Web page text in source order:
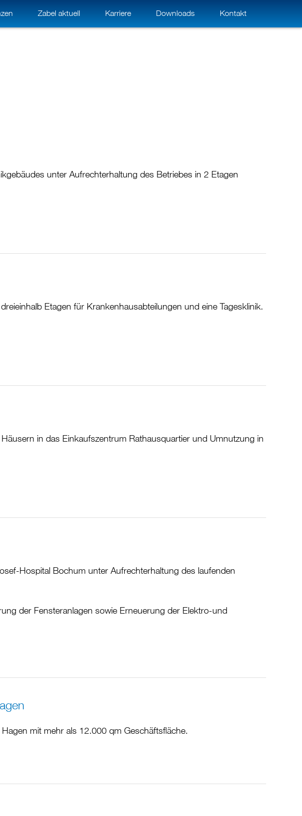
Zabel aktuell Karriere Downloads Kontakt
unter Aufrechterhaltung des Betriebes in 2 Etagen
Etagen für Krankenhausabteilungen und eine Tagesklinik.
in das Einkaufszentrum Rathausquartier und Umnutzung in
Hospital Bochum unter Aufrechterhaltung des laufenden
der Fensteranlagen sowie Erneuerung der Elektro-und
mit mehr als 12.000 qm Geschäftsfläche.